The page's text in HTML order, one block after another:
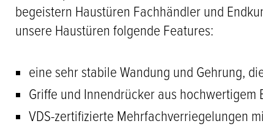
begeistern Haustüren Fachhändler und
unsere Haustüren folgende Features:
eine sehr stabile Wandung und Gehrung,
Griffe und Innendrücker aus
VDS-zertifizierte Mehrfachverriegelungen